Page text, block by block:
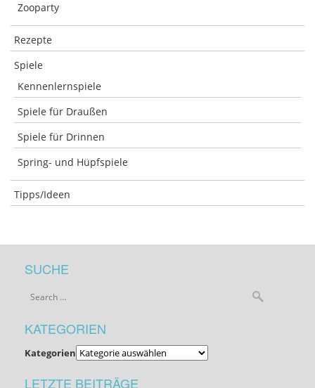
Zooparty
Rezepte
Spiele
Kennenlernspiele
Spiele für Draußen
Spiele für Drinnen
Spring- und Hüpfspiele
Tipps/Ideen
SUCHE
KATEGORIEN
Kategorien
LETZTE BEITRÄGE